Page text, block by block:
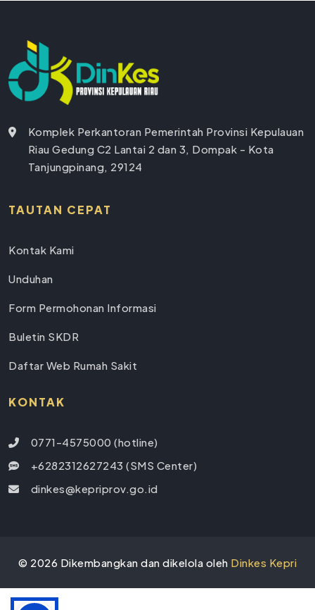
Komplek Perkantoran Pemerintah Provinsi Kepulauan
Riau Gedung C2 Lantai 2 dan 3, Dompak - Kota
Tanjungpinang, 29124
TAUTAN CEPAT
Kontak Kami
Unduhan
Form Permohonan Informasi
Buletin SKDR
Daftar Web Rumah Sakit
KONTAK
0771-4575000 (hotline)
+6282312627243 (SMS Center)
dinkes@kepriprov.go.id
© 2026 Dikembangkan dan dikelola oleh Dinkes Kepri